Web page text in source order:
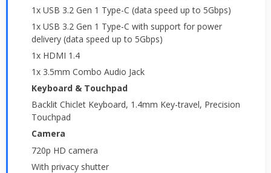
1x USB 3.2 Gen 1 Type-C (data speed up to 5Gbps)
1x USB 3.2 Gen 1 Type-C with support for power
delivery (data speed up to 5Gbps)
1x HDMI 1.4
1x 3.5mm Combo Audio Jack
Keyboard & Touchpad
Backlit Chiclet Keyboard, 1.4mm Key-travel, Precision
Touchpad
Camera
720p HD camera
With privacy shutter